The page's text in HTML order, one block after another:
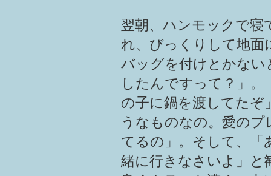
翌朝、ハンモックで
れ、びっくりして地面
バッグを付けとかない
したんですって？」
の子に鍋を渡してたぞ
うなものなの。愛の
てるの」。そして、「
緒に行きなさいよ」と